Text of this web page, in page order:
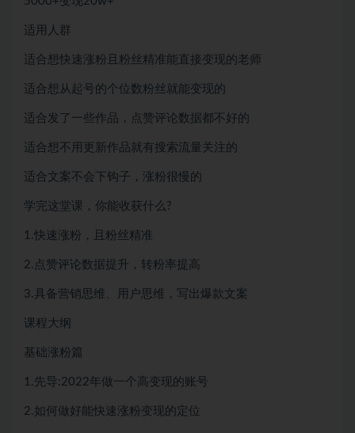
适用人群
适合想快速涨粉且粉丝精准能直接变现的老师
适合想从起号的个位数粉丝就能变现的
适合发了一些作品，点赞评论数据都不好的
适合想不用更新作品就有搜索流量关注的
适合文案不会下钩子，涨粉很慢的
学完这堂课，你能收获什么?
1.快速涨粉，且粉丝精准
2.点赞评论数据提升，转粉率提高
3.具备营销思维、用户思维，写出爆款文案
课程大纲
基础涨粉篇
1.先导:2022年做一个高变现的账号
2.如何做好能快速涨粉变现的定位